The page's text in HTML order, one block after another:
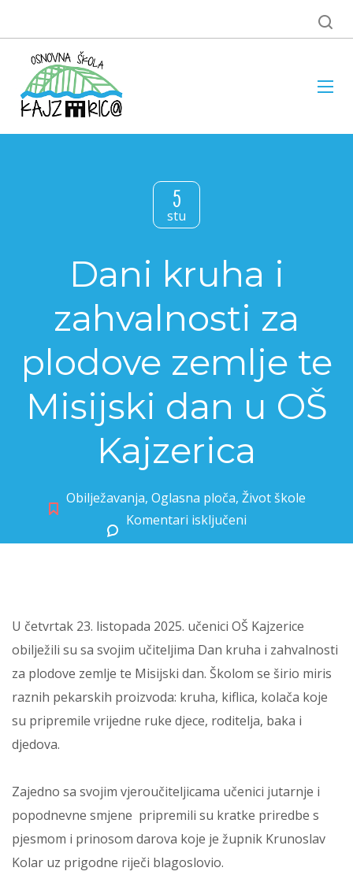
5
stu
Dani kruha i
zahvalnosti za
plodove zemlje te
Misijski dan u OŠ
Kajzerica
Obilježavanja, Oglasna ploča, Život škole
Komentari isključeni
U četvrtak 23. listopada 2025. učenici OŠ Kajzerice
obilježili su sa svojim učiteljima Dan kruha i zahvalnosti
za plodove zemlje te Misijski dan. Školom se širio miris
raznih pekarskih proizvoda: kruha, kiflica, kolača koje
su pripremile vrijedne ruke djece, roditelja, baka i
djedova.
Zajedno sa svojim vjeroučiteljicama učenici jutarnje i
popodnevne smjene pripremili su kratke priredbe s
pjesmom i prinosom darova koje je župnik Krunoslav
Kolar uz prigodne riječi blagoslovio.